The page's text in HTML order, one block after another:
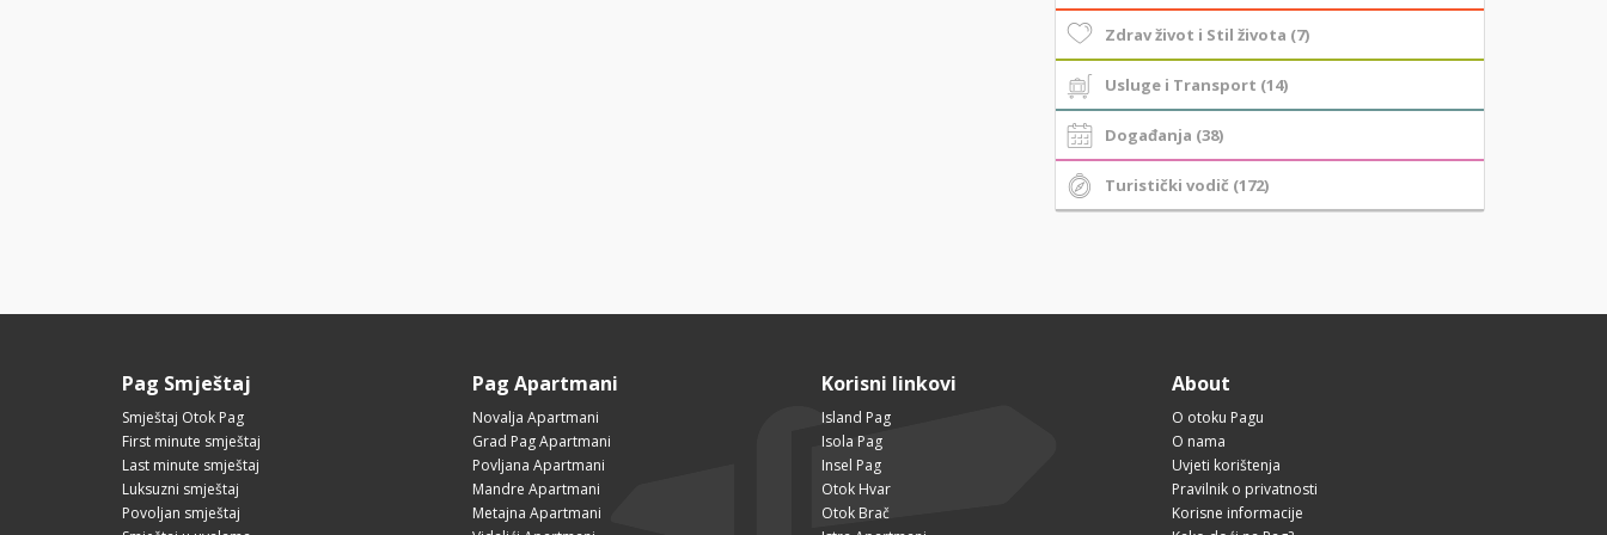
Zdrav život i Stil života (7)
Usluge i Transport (14)
Događanja (38)
Turistički vodič (172)
Pag Smještaj
Smještaj Otok Pag
First minute smještaj
Last minute smještaj
Luksuzni smještaj
Povoljan smještaj
Pag Apartmani
Novalja Apartmani
Grad Pag Apartmani
Povljana Apartmani
Mandre Apartmani
Metajna Apartmani
Korisni linkovi
Island Pag
Isola Pag
Insel Pag
Otok Hvar
Otok Brač
About
O otoku Pagu
O nama
Uvjeti korištenja
Pravilnik o privatnosti
Korisne informacije